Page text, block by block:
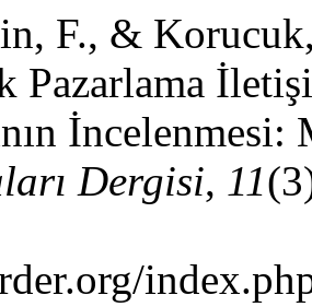
F., &
Pazarlama
Dergisi, 11